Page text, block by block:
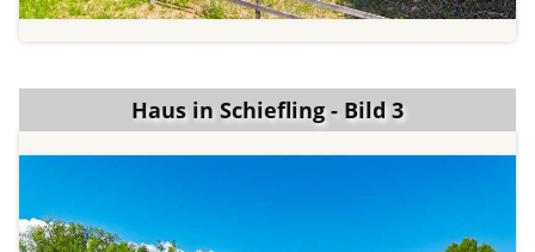
Haus in Schiefling - Bild 3